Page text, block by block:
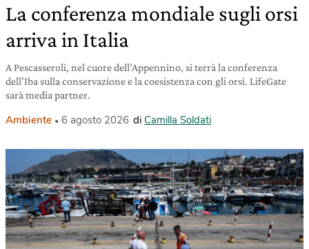
La conferenza mondiale sugli orsi
arriva in Italia
A Pescasseroli, nel cuore dell’Appennino, si terrà la conferenza
dell’Iba sulla conservazione e la coesistenza con gli orsi. LifeGate
sarà media partner.
Ambiente 6 agosto 2026 di Camilla Soldati